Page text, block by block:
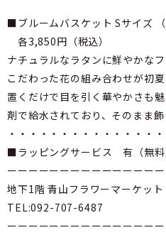
■ブルームバスケット Sサイズ
各3,850円（税込）
ナチュラルなラタンに鮮やかな
こだわった花の組み合わせが初
置くだけで目を引く華やかさも
剤で給水されており、そのまま飾
・・・・・・・・・・・・・・・
■ラッピングサービス 有（無料
ーーーーーーーーーーーーーーー
地下1階 青山フラワーマーケット
TEL:092-707-6487
ーーーーーーーーーーーーーーー